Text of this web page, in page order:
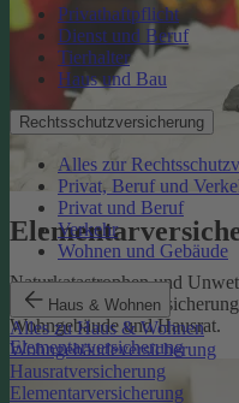
Privathaftpflicht
Dienst und Beruf
Tierhalter
Haus und Bau
Rechtsschutzversicherung
Alles zur
Privat, Beruf und
Privat und Beruf
Verkehr
Wohnen und Gebäude
Haus & Wohnen
Alles zu Haus & Wohnen
Wohngebäudeversicherung
Hausratversicherung
Elementarversicherung
Naturkatastrophen und
eine zuverlässige
Wohngebäude und Hausrat.
Elementarversicherung